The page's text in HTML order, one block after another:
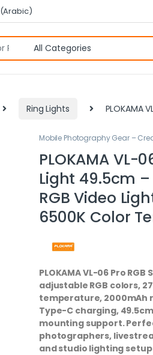
(Arabic)
Ring Lights PLOKAMA
Mobile Photography Gear –
PLOKAMA VL-
Light 49.5cm
RGB Video
6500K Color
PLOKAMA VL-06 Pro
adjustable RGB colors,
temperature, 2000mAh
Type-C charging,
mounting support.
photographers,
and studio lighting